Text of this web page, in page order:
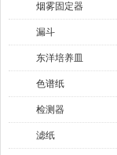
烟雾固定器
漏斗
东洋培养皿
色谱纸
检测器
滤纸